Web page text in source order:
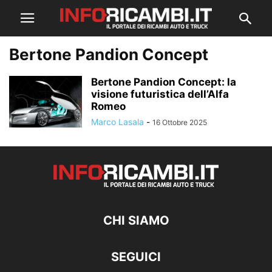
Bertone Pandion Concept
Bertone Pandion Concept: la
visione futuristica dell’Alfa
Romeo
Marco Lasala - 16 Ottobre 2025
CHI SIAMO
SEGUICI